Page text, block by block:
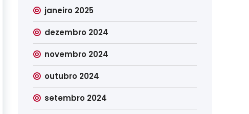
janeiro 2025
dezembro 2024
novembro 2024
outubro 2024
setembro 2024